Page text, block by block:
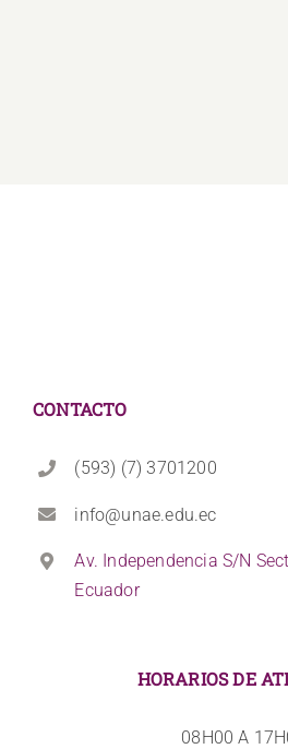
CONTACTO
(593) (7) 3701200
info@unae.edu.ec
Av. Independencia S/N
Ecuador
HORARIOS DE
08H00 A